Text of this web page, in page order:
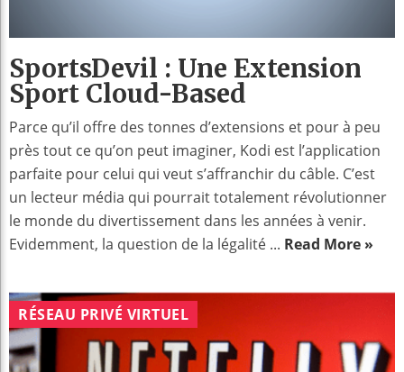
SportsDevil : Une Extension
Sport Cloud-Based
Parce qu’il offre des tonnes d’extensions et pour à peu
près tout ce qu’on peut imaginer, Kodi est l’application
parfaite pour celui qui veut s’affranchir du câble. C’est
un lecteur média qui pourrait totalement révolutionner
le monde du divertissement dans les années à venir.
Evidemment, la question de la légalité ... Read More »
RÉSEAU PRIVÉ VIRTUEL